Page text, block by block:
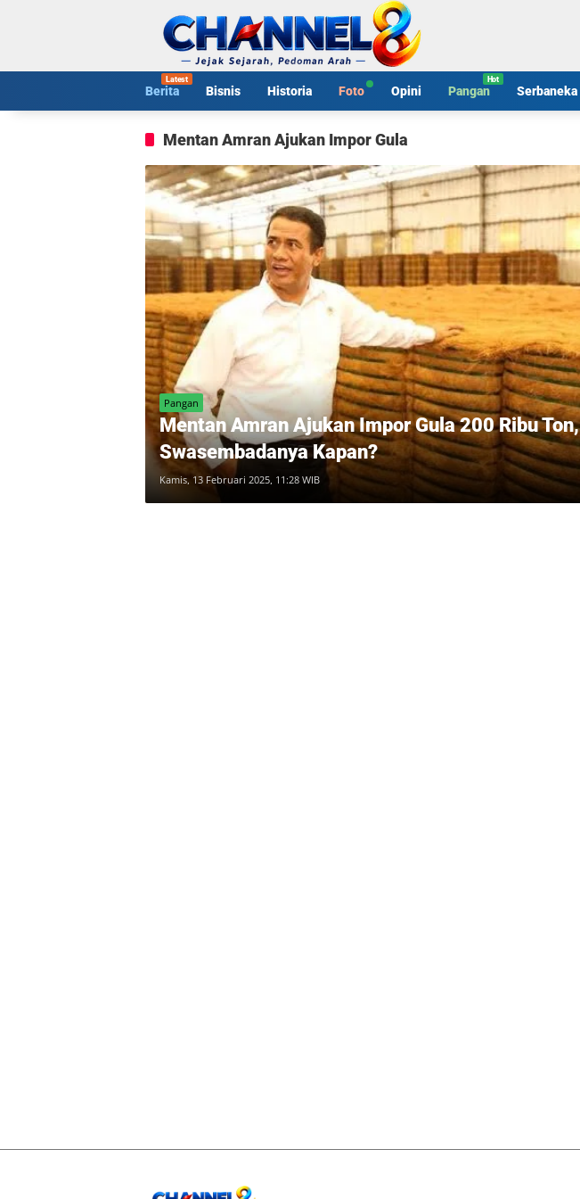
Berita Bisnis Historia Foto Opini Pangan Serbaneka
Mentan Amran Ajukan Impor Gula
Pangan
Mentan Amran Ajukan Impor Gula 200 Ribu Ton,
Swasembadanya Kapan?
Kamis, 13 Februari 2025, 11:28 WIB